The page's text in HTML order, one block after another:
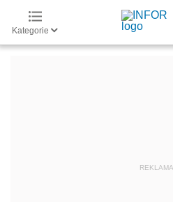
Kategorie